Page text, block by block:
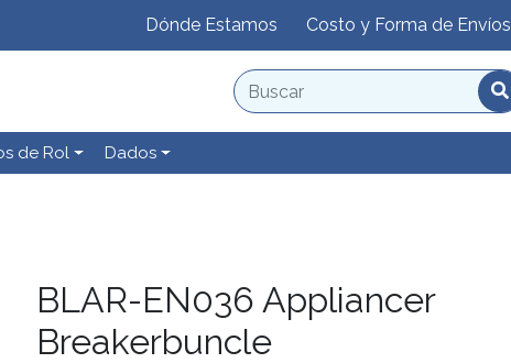
Dónde Estamos Costo y Forma de Envíos
de Rol Dados
BLAR-EN036 Appliancer
Breakerbuncle